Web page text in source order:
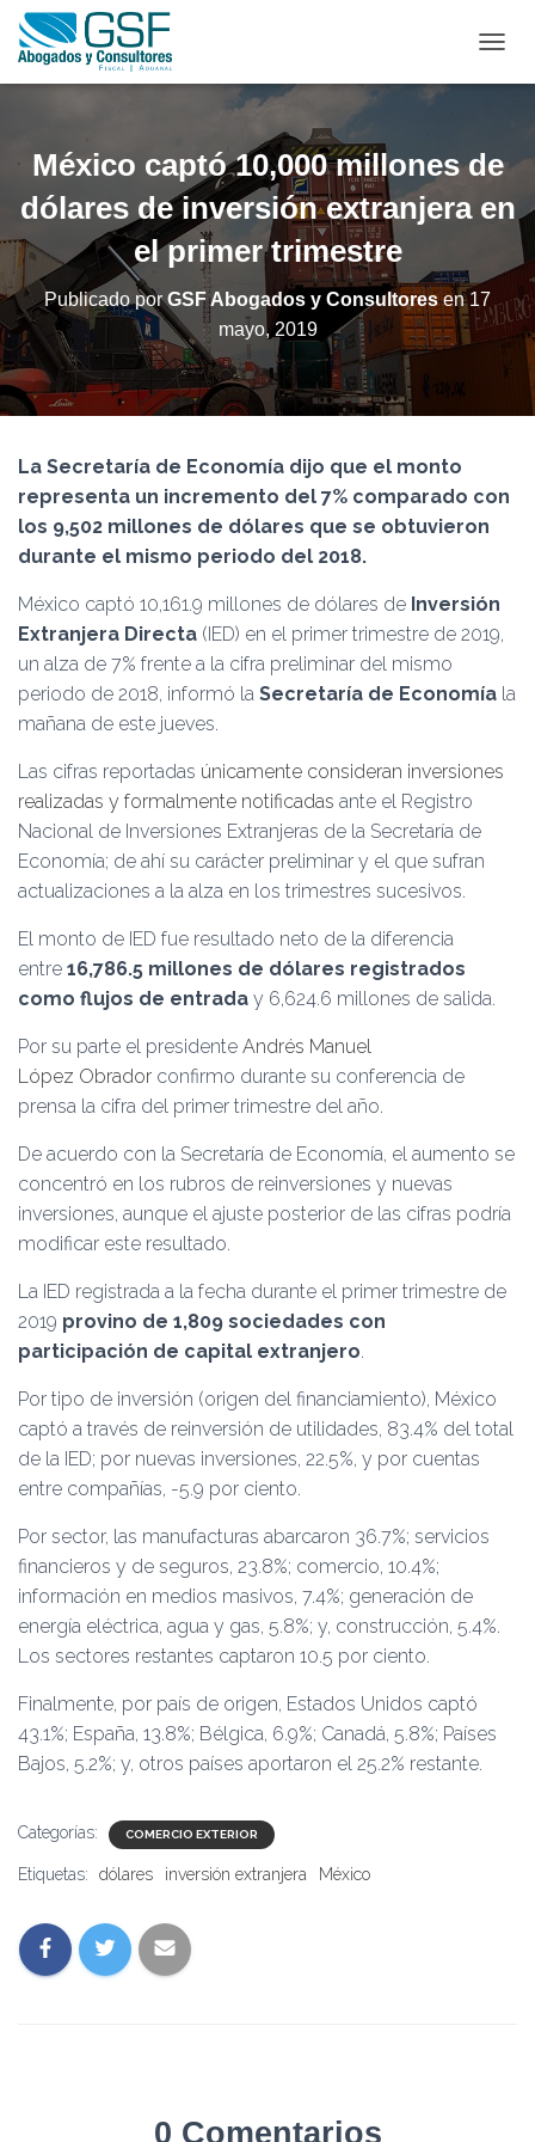
A
A
M
D
C
México captó 10,000 millones de
dólares de inversión extranjera en
el primer trimestre
Publicado porGSF Abogados y Consultoresen17
mayo, 2019
La Secretaría de Economía dijo que el monto
representa un incremento del 7% comparado con
los 9,502 millones de dólares que se obtuvieron
durante el mismo periodo del 2018.
México captó 10,161.9 millones de dólares de Inversión
Extranjera Directa (IED) en el primer trimestre de 2019,
un alza de 7% frente a la cifra preliminar del mismo
periodo de 2018, informó la Secretaría de Economía la
mañana de este jueves.
Las cifras reportadas únicamente consideran inversiones
realizadas y formalmente notificadas ante el Registro
Nacional de Inversiones Extranjeras de la Secretaría de
Economía; de ahí su carácter preliminar y el que sufran
actualizaciones a la alza en los trimestres sucesivos.
El monto de IED fue resultado neto de la diferencia
entre 16,786.5 millones de dólares registrados
como flujos de entrada y 6,624.6 millones de salida.
Por su parte el presidente Andrés Manuel
López Obrador confirmo durante su conferencia de
prensa la cifra del primer trimestre del año.
De acuerdo con la Secretaría de Economía, el aumento se
concentró en los rubros de reinversiones y nuevas
inversiones, aunque el ajuste posterior de las cifras podría
modificar este resultado.
La IED registrada a la fecha durante el primer trimestre de
2019 provino de 1,809 sociedades con
participación de capital extranjero.
Por tipo de inversión (origen del financiamiento), México
captó a través de reinversión de utilidades, 83.4% del total
de la IED; por nuevas inversiones, 22.5%, y por cuentas
entre compañías, -5.9 por ciento.
Por sector, las manufacturas abarcaron 36.7%; servicios
financieros y de seguros, 23.8%; comercio, 10.4%;
información en medios masivos, 7.4%; generación de
energía eléctrica, agua y gas, 5.8%; y, construcción, 5.4%.
Los sectores restantes captaron 10.5 por ciento.
Finalmente, por país de origen, Estados Unidos captó
43.1%; España, 13.8%; Bélgica, 6.9%; Canadá, 5.8%; Países
Bajos, 5.2%; y, otros países aportaron el 25.2% restante.
Categorías: COMERCIO EXTERIOR
Etiquetas: dólares inversión extranjera México
0 Comentarios